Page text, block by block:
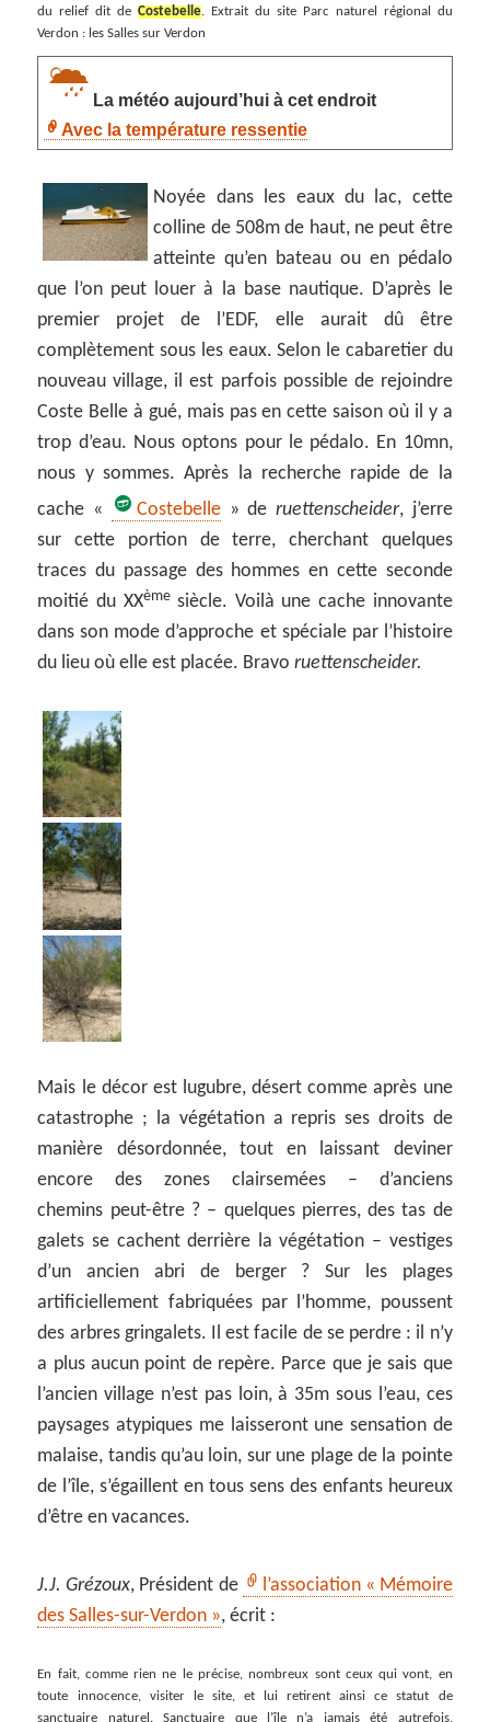
du relief dit deCostebelle. Extrait du site Parc naturel régional du
Verdon : les Salles sur Verdon
La météo aujourd’hui à cet endroit
Avec la température ressentie
Noyée dans les eaux du lac, cette
colline de 508m de haut, ne peut être
atteinte qu’en bateau ou en pédalo
que l’on peut louer à la base nautique. D’après le
premier projet de l’EDF, elle aurait dû être
complètement sous les eaux. Selon le cabaretier du
nouveau village, il est parfois possible de rejoindre
Coste Belle à gué, mais pas en cette saison où il y a
trop d’eau. Nous optons pour le pédalo. En 10mn,
nous y sommes. Après la recherche rapide de la
cache «
Costebelle» de ruettenscheider, j’erre
sur cette portion de terre, cherchant quelques
traces du passage des hommes en cette seconde
moitié du XXèmesiècle. Voilà une cache innovante
dans son mode d’approche et spéciale par l’histoire
du lieu où elle est placée. Bravoruettenscheider.
Mais le décor est lugubre, désert comme après une
catastrophe ; la végétation a repris ses droits de
manière désordonnée, tout en laissant deviner
encore des zones clairsemées – d’anciens
chemins peut-être ? – quelques pierres, des tas de
galets se cachent derrière la végétation – vestiges
d’un ancien abri de berger ? Sur les plages
artificiellement fabriquées par l’homme, poussent
des arbres gringalets. Il est facile de se perdre : il n’y
a plus aucun point de repère. Parce que je sais que
l’ancien village n’est pas loin, à 35m sous l’eau, ces
paysages atypiques me laisseront une sensation de
malaise, tandis qu’au loin, sur une plage de la pointe
de l’île, s’égaillent en tous sens des enfants heureux
d’être en vacances.
J.J. Grézoux, Président de
l’association « Mémoire
des Salles-sur-Verdon », écrit :
En fait, comme rien ne le précise, nombreux sont ceux qui vont, en
toute innocence, visiter le site, et lui retirent ainsi ce statut de
sanctuaire naturel. Sanctuaire que l’île n’a jamais été autrefois,